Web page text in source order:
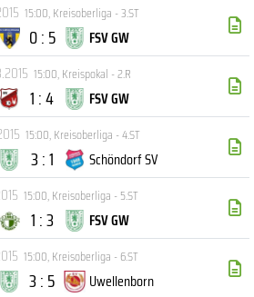
15:00,Kreisoberliga - 3.ST
0 : 5
FSV GW
15:00,Kreispokal - 2.R
1 : 4
FSV GW
15:00,Kreisoberliga - 4.ST
3 : 1
Schöndorf SV
15:00,Kreisoberliga - 5.ST
1 : 3
FSV GW
15:00,Kreisoberliga - 6.ST
3 : 5
Uwellenborn